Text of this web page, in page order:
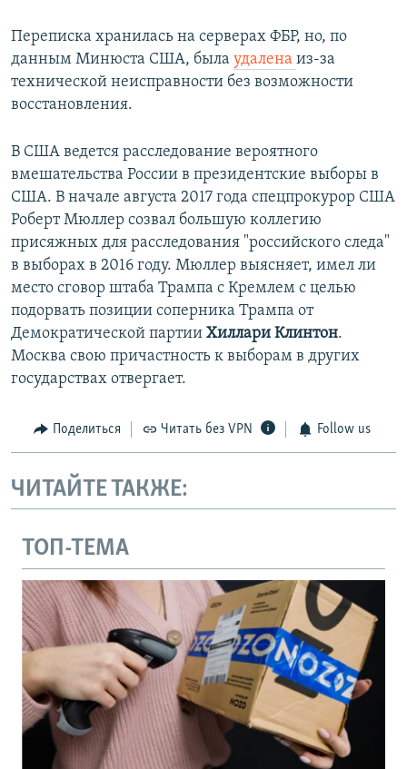
Переписка хранилась на серверах ФБР, но, по
данным Минюста США, была удалена из-за
технической неисправности без возможности
восстановления.
В США ведется расследование вероятного
вмешательства России в президентские выборы в
США. В начале августа 2017 года спецпрокурор США
Роберт Мюллер созвал большую коллегию
присяжных для расследования "российского следа"
в выборах в 2016 году. Мюллер выясняет, имел ли
место сговор штаба Трампа с Кремлем с целью
подорвать позиции соперника Трампа от
Демократической партии Хиллари Клинтон.
Москва свою причастность к выборам в других
государствах отвергает.
Поделиться Читать без VPN Follow us
ЧИТАЙТЕ ТАКЖЕ:
ТОП-ТЕМА